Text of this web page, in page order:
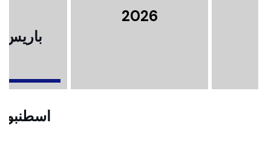
2026
باريس